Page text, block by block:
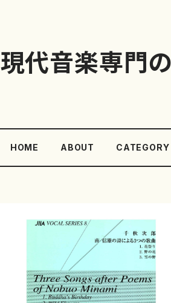
現代音楽専門
HOME ABOUT CATEGORY